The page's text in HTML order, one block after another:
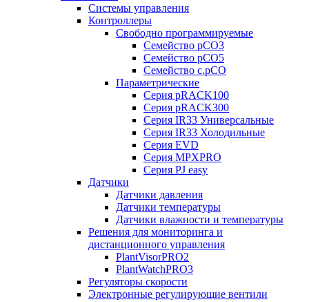
Системы управления
Контроллеры
Свободно программируемые
Семейство pCO3
Семейство pCO5
Семейство c.pCO
Параметрические
Серия pRACK100
Серия pRACK300
Серия IR33 Универсальные
Серия IR33 Холодильные
Серия EVD
Серия MPXPRO
Серия PJ easy
Датчики
Датчики давления
Датчики температуры
Датчики влажности и температуры
Решения для мониторинга и
дистанционного управления
PlantVisorPRO2
PlantWatchPRO3
Регуляторы скорости
Электронные регулирующие вентили